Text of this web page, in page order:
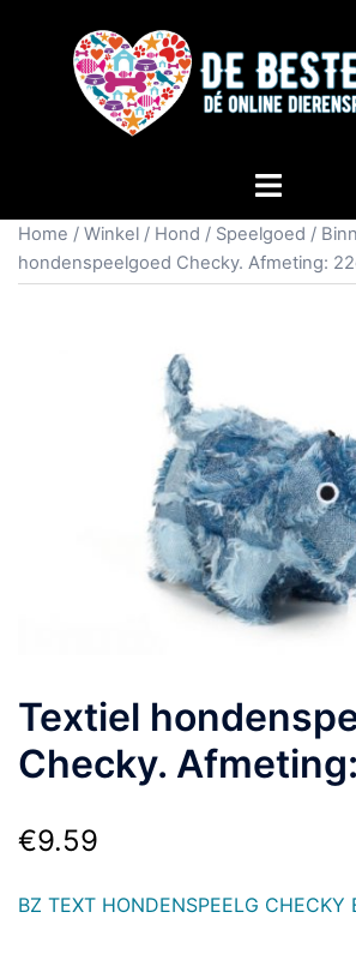
Home / Winkel / Hond / Speelgoed /
hondenspeelgoed Checky. Afmeting:
Textiel
Checky.
€9.59
BZ TEXT HONDENSPEELG CHECKY